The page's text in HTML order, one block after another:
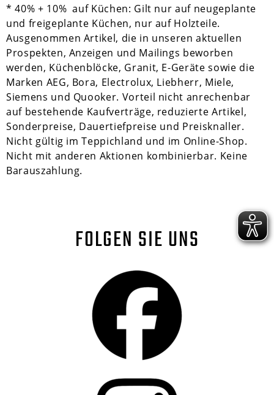
* 40% + 10% auf Küchen: Gilt nur auf neugeplante
und freigeplante Küchen, nur auf Holzteile.
Ausgenommen Artikel, die in unseren aktuellen
Prospekten, Anzeigen und Mailings beworben
werden, Küchenblöcke, Granit, E-Geräte sowie die
Marken AEG, Bora, Electrolux, Liebherr, Miele,
Siemens und Quooker. Vorteil nicht anrechenbar
auf bestehende Kaufverträge, reduzierte Artikel,
Sonderpreise, Dauertiefpreise und Preisknaller.
Nicht gültig im Teppichland und im Online-Shop.
Nicht mit anderen Aktionen kombinierbar. Keine
Barauszahlung.
FOLGEN SIE UNS